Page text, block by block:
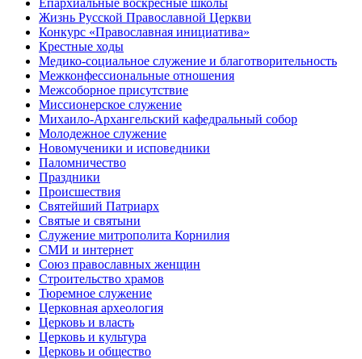
Жизнь Русской Православной Церкви
Конкурс «Православная инициатива»
Крестные ходы
Медико-социальное служение и благотворительность
Межконфессиональные отношения
Межсоборное присутствие
Миссионерское служение
Михаило-Архангельский кафедральный собор
Молодежное служение
Новомученики и исповедники
Паломничество
Праздники
Происшествия
Святейший Патриарх
Святые и святыни
Служение митрополита Корнилия
СМИ и интернет
Союз православных женщин
Строительство храмов
Тюремное служение
Церковная археология
Церковь и власть
Церковь и культура
Церковь и общество